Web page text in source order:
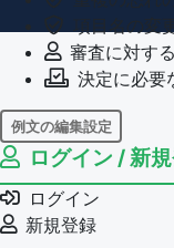
審査に対す
決定に必要
例文の編集設定
例文の編集
例文の削除
審査に対す
決定に必要
ログイン / 新
ログイン
新規登録